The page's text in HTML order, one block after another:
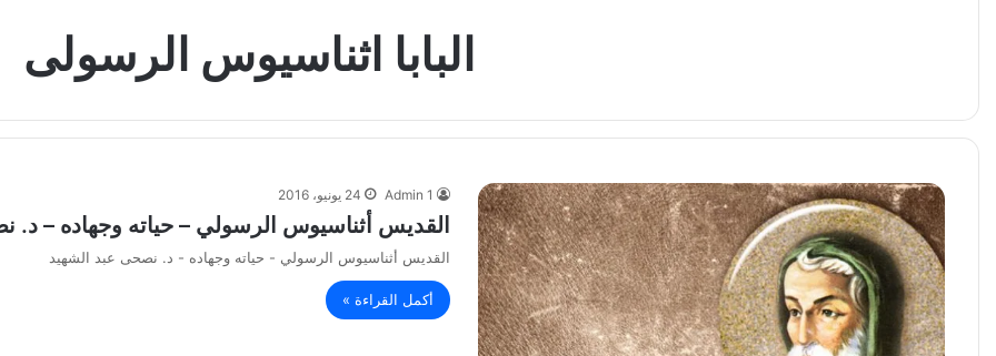
البابا اثناسيوس الرسولى
Admin 1 24 يونيو، 2016
القديس أثناسيوس الرسولي – حياته وجهاده – د.
القديس أثناسيوس الرسولي - حياته وجهاده - د. نصحى عبد الشهيد
أكمل القراءة »